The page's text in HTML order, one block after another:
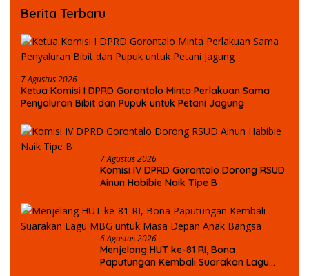
Berita Terbaru
7 Agustus 2026
Ketua Komisi I DPRD Gorontalo Minta Perlakuan Sama
Penyaluran Bibit dan Pupuk untuk Petani Jagung
7 Agustus 2026
Komisi IV DPRD Gorontalo Dorong RSUD
Ainun Habibie Naik Tipe B
6 Agustus 2026
Menjelang HUT ke-81 RI, Bona
Paputungan Kembali Suarakan Lagu